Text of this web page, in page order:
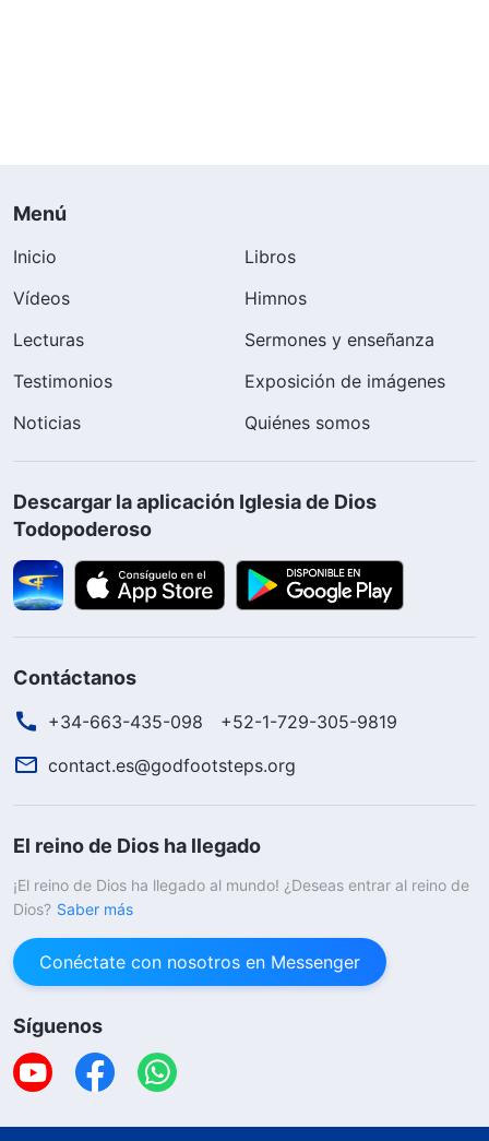
Menú
Inicio
Libros
Vídeos
Himnos
Lecturas
Sermones y enseñanza
Testimonios
Exposición de imágenes
Noticias
Quiénes somos
Descargar la aplicación Iglesia de Dios
Todopoderoso
Contáctanos
+34-663-435-098
+52-1-729-305-9819
contact.es@godfootsteps.org
El reino de Dios ha llegado
¡El reino de Dios ha llegado al mundo! ¿Deseas entrar al reino de
Dios? Saber más
Conéctate con nosotros en Messenger
Síguenos